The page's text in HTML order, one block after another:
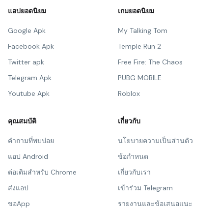
แอปยอดนิยม
Google Apk
Facebook Apk
Twitter apk
Telegram Apk
Youtube Apk
เกมยอดนิยม
My Talking Tom
Temple Run 2
Free Fire: The Chaos
PUBG MOBILE
Roblox
คุณสมบัติ
คำถามที่พบบ่อย
แอป Android
ต่อเติมสำหรับ Chrome
ส่งแอป
ขอApp
เกี่ยวกับ
นโยบายความเป็นส่วนตัว
ข้อกำหนด
เกี่ยวกับเรา
เข้าร่วม Telegram
รายงานและข้อเสนอแนะ